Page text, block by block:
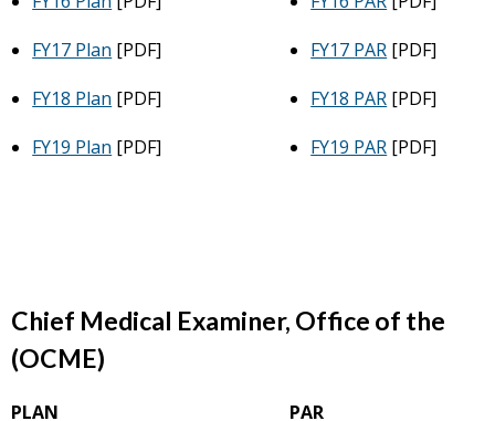
FY17 Plan [PDF] FY17 PAR [PDF]
FY18 Plan [PDF] FY18 PAR [PDF]
FY19 Plan [PDF] FY19 PAR [PDF]
Chief Medical Examiner, Office of the
(OCME)
PLAN
PAR